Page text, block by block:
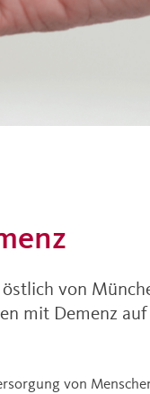
von
mit Demenz
von